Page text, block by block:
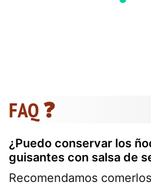
FAQ ❓
¿Puedo conservar los
guisantes con salsa de
Recomendamos